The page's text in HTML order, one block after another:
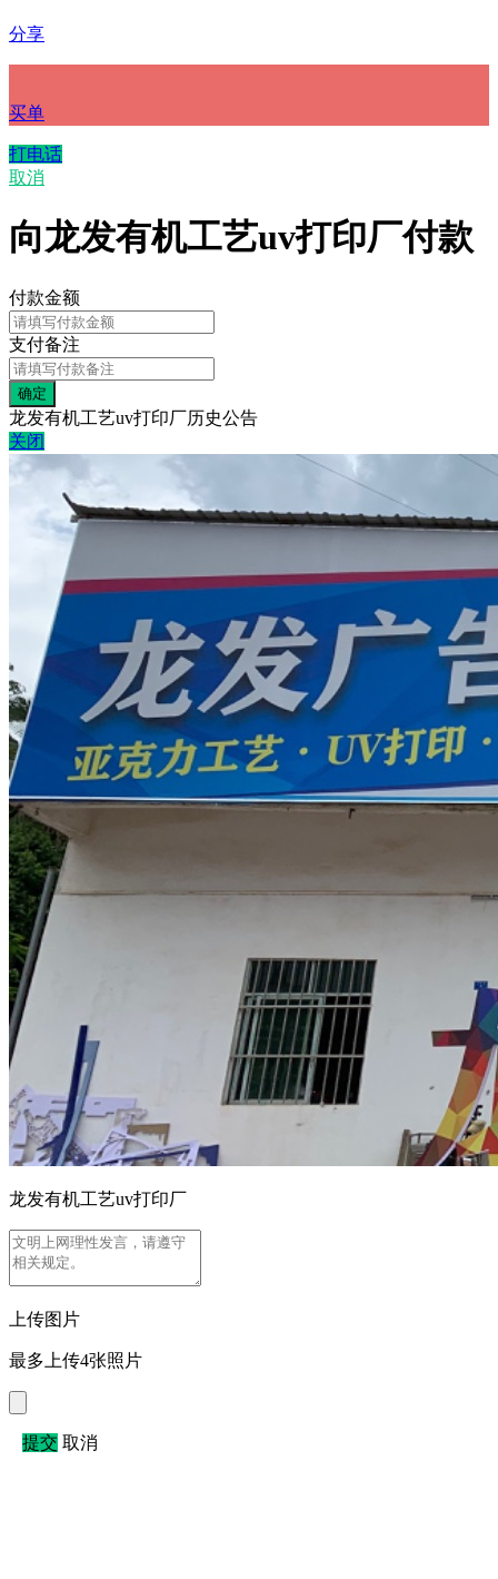
分享
买单
打电话
取消
向龙发有机工艺uv打印厂付款
付款金额
支付备注
龙发有机工艺uv打印厂历史公告
关闭
龙发有机工艺uv打印厂
上传图片
最多上传4张照片
提交 取消